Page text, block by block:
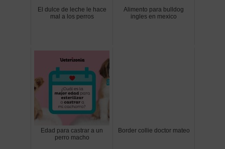
El dulce de leche le hace
mal a los perros
Alimento para bulldog
ingles en mexico
Edad para castrar a un
perro macho
Border collie doctor mateo